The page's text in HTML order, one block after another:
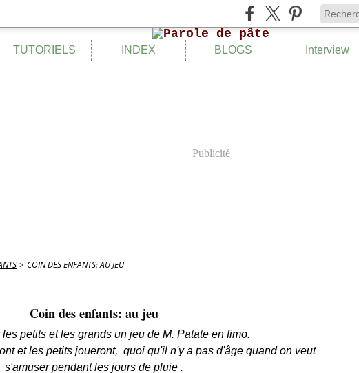
TUTORIELS INDEX BLOGS Interview
Publicité
> COIN DES ENFANTS: AU JEU
Coin des enfants: au jeu
petits et les grands un jeu de M. Patate en fimo.
et les petits joueront, quoi qu'il n'y a pas d'âge quand on veut
s'amuser pendant les jours de pluie .